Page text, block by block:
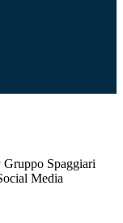
Spaggiari
Media